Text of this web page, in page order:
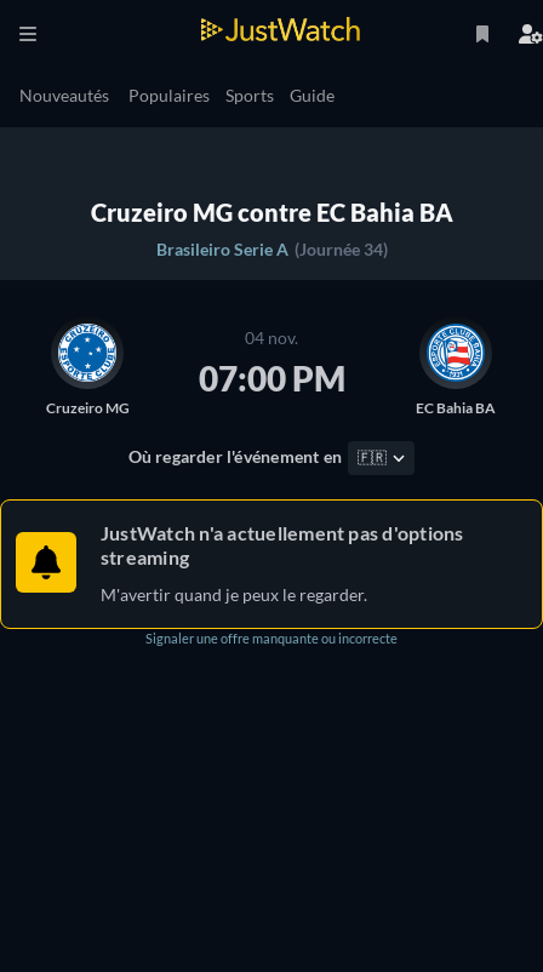
Nouveautés Populaires Sports Guide
Cruzeiro MG contre EC Bahia BA
Brasileiro Serie A (Journée 34)
Cruzeiro MG
04 nov.
07:00 PM
EC Bahia BA
Où regarder l'événement en 🇫🇷
JustWatch n'a actuellement pas d'options
streaming
M'avertir quand je peux le regarder.
Signaler une offre manquante ou incorrecte